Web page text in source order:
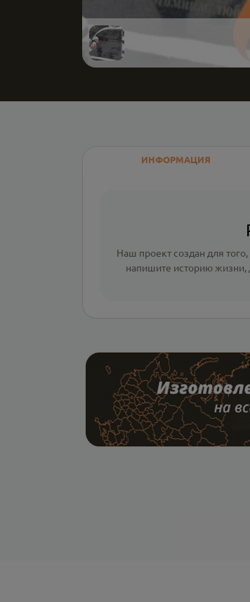
ИНФОРМАЦИЯ
Наш проект создан для
напишите историю жизни,